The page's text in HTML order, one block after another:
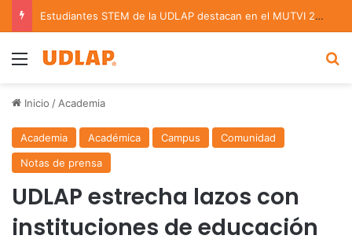
Estudiantes STEM de la UDLAP destacan en el MUTVI 2026
Menu
Inicio / Academia
Academia Académica Campus
Comunidad
Notas de prensa
UDLAP estrecha lazos con
instituciones de educación